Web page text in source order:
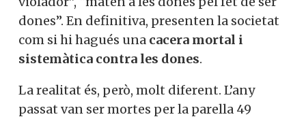
dones”. En definitiva, presenten la societat
com si hi hagués una cacera mortal i
sistemàtica contra les dones.
La realitat és, però, molt diferent. L’any
passat van ser mortes per la parella 49